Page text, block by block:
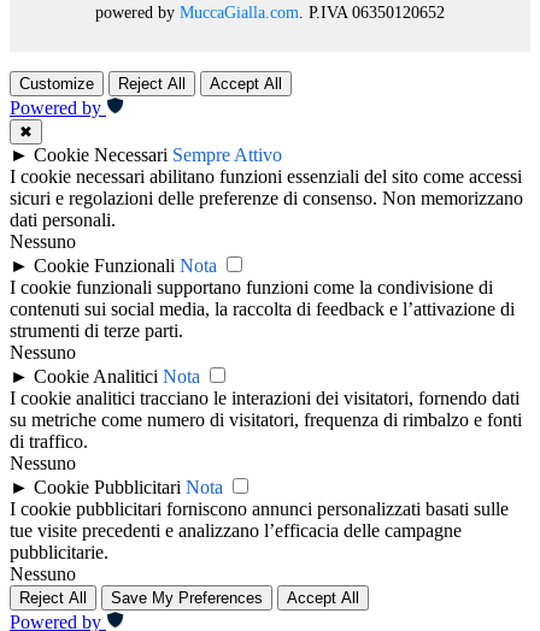
powered by MuccaGialla.com . P.IVA 06350120652
Customize Reject All Accept All
Powered by
✖
► Cookie Necessari Sempre Attivo
I cookie necessari abilitano funzioni essenziali del sito come accessi
sicuri e regolazioni delle preferenze di consenso. Non memorizzano
dati personali.
Nessuno
► Cookie Funzionali Nota
I cookie funzionali supportano funzioni come la condivisione di
contenuti sui social media, la raccolta di feedback e l’attivazione di
strumenti di terze parti.
Nessuno
► Cookie Analitici Nota
I cookie analitici tracciano le interazioni dei visitatori, fornendo dati
su metriche come numero di visitatori, frequenza di rimbalzo e fonti
di traffico.
Nessuno
► Cookie Pubblicitari Nota
I cookie pubblicitari forniscono annunci personalizzati basati sulle
tue visite precedenti e analizzano l’efficacia delle campagne
pubblicitarie.
Nessuno
Reject All Save My Preferences Accept All
Powered by